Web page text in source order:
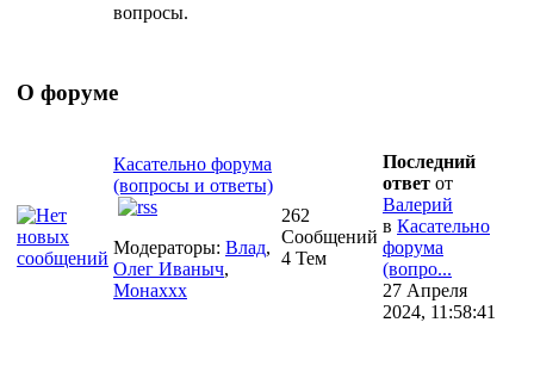
вопросы.
О форуме
Касательно форума
(вопросы и ответы)
Модераторы: Влад,
Олег Иваныч,
Монаххх
262
Сообщений
4 Тем
Последний
ответ от
Валерий
в Касательно
форума
(вопро...
27 Апреля
2024, 11:58:41